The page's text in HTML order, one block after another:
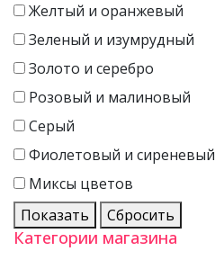
Желтый и оранжевый
Зеленый и изумрудный
Золото и серебро
Розовый и малиновый
Серый
Фиолетовый и сиреневый
Миксы цветов
Показать
Сбросить
Категории магазина